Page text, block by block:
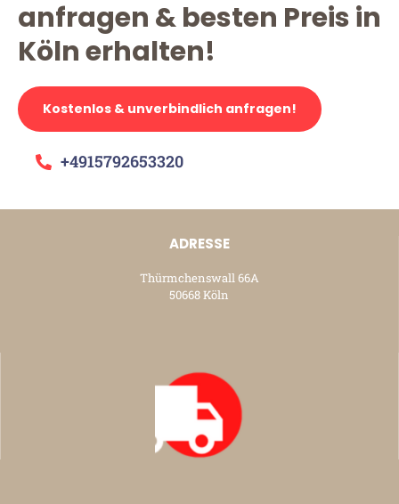
anfragen & besten Preis in
Köln erhalten!
Kostenlos & unverbindlich anfragen!
+4915792653320
ADRESSE
Thürmchenswall 66A
50668 Köln